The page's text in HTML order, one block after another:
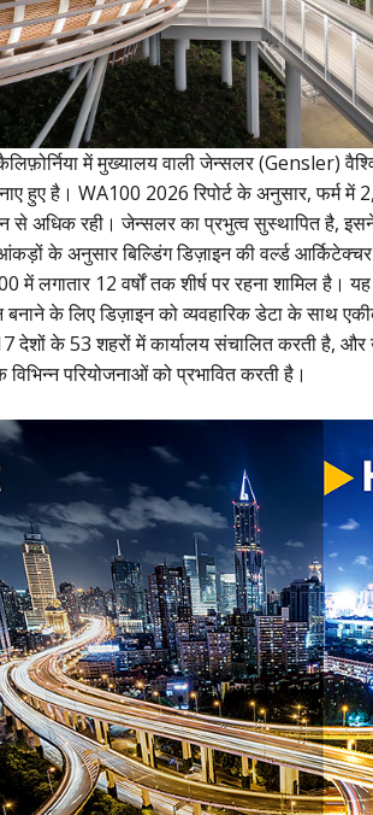
में मुख्यालय वाली जेन्सलर (Gensler)
हुए है। WA100 2026 रिपोर्ट के अनुसार, फर्म
अधिक रही। जेन्सलर का प्रभुत्व सुस्थापित है, इसने
के अनुसार बिल्डिंग डिज़ाइन की वर्ल्ड
में लगातार 12 वर्षों तक शीर्ष पर रहना शामिल है।
बनाने के लिए डिज़ाइन को व्यवहारिक डेटा के साथ
देशों के 53 शहरों में कार्यालय संचालित करती है,
परियोजनाओं को प्रभावित करती है।